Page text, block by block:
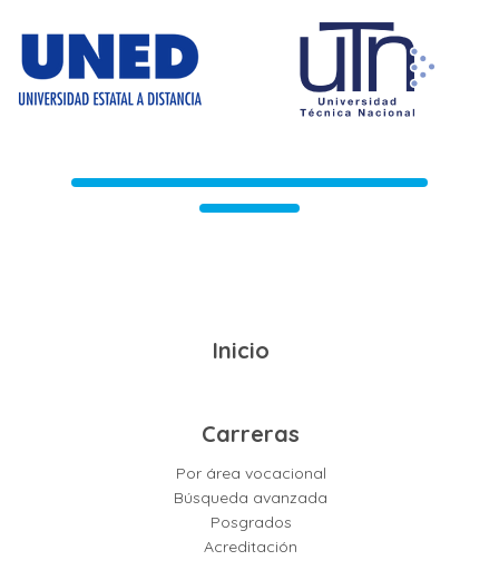
Inicio
Carreras
Por área vocacional
Búsqueda avanzada
Posgrados
Acreditación